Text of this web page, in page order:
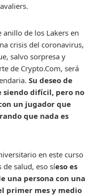
anillo de los Lakers en
crisis del coronavirus,
salvo sorpresa y
de Crypto.Com, será
Su deseo de
siendo difícil, pero no
un jugador que
que nada es
en este curso
salud, eso síeso es
una persona con una
primer mes y medio